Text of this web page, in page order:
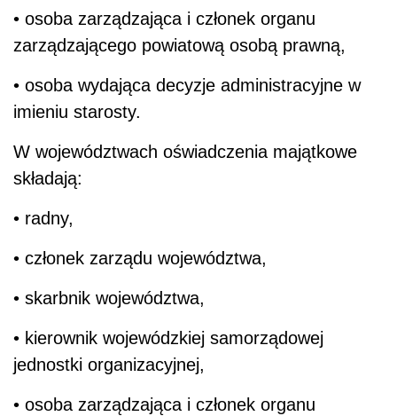
• osoba zarządzająca i członek organu
zarządzającego powiatową osobą prawną,
• osoba wydająca decyzje administracyjne w
imieniu starosty.
W województwach oświadczenia majątkowe
składają:
• radny,
• członek zarządu województwa,
• skarbnik województwa,
• kierownik wojewódzkiej samorządowej
jednostki organizacyjnej,
• osoba zarządzająca i członek organu